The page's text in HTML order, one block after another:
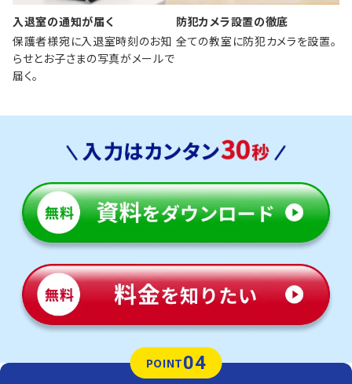
入退室の通知が届く
保護者様宛に入退室時刻のお知
らせとお子さまの写真がメールで
届く。
防犯カメラ設置の徹底
全ての教室に防犯カメラを設置。
POINT04